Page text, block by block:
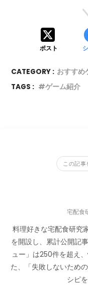
ポスト
CATEGORY : おすすめ
TAGS :
ゲーム紹介
この記事
宅配食
料理好きな宅配食研究
を開設し、累計公開記
ュー」は250件を超え
た、「失敗しないため
シピ